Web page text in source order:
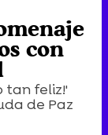
con
tan feliz!'
de Paz